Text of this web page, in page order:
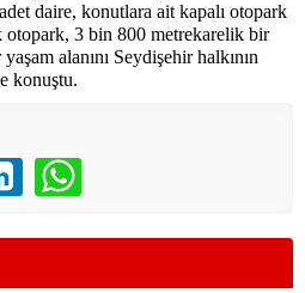
daire, konutlara ait kapalı otopark
otopark, 3 bin 800 metrekarelik bir
alanını Seydişehir halkının
konuştu.